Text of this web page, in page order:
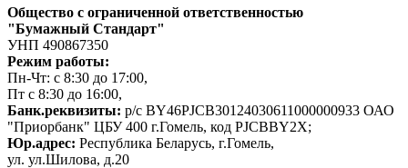
Общество с ограниченной ответственностью
"Бумажный Стандарт"
УНП 490867350
Режим работы:
Пн-Чт: с 8:30 до 17:00,
Пт с 8:30 до 16:00,
Банк.реквизиты: р/с BY46PJCB30124030611000000933 ОАО
"Приорбанк" ЦБУ 400 г.Гомель, код PJCBBY2X;
Юр.адрес: Республика Беларусь, г.Гомель,
ул. ул.Шилова, д.20